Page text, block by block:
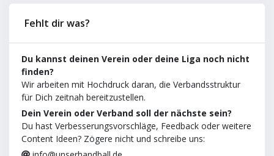
Fehlt dir was?
Du kannst deinen Verein oder deine Liga noch nicht
finden?
Wir arbeiten mit Hochdruck daran, die Verbandsstruktur
für Dich zeitnah bereitzustellen.
Dein Verein oder Verband soll der nächste sein?
Du hast Verbesserungsvorschläge, Feedback oder weitere
Content Ideen? Zögere nicht und schreibe uns: